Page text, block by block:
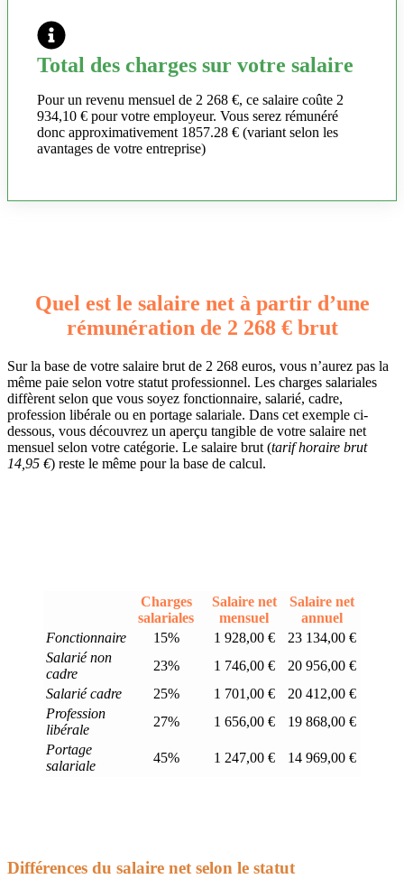
Total des charges sur votre salaire
Pour un revenu mensuel de 2 268 €, ce salaire coûte 2
934,10 € pour votre employeur. Vous serez rémunéré
donc approximativement 1857.28 € (variant selon les
avantages de votre entreprise)
Quel est le salaire net à partir d’une
rémunération de 2 268 € brut
Sur la base de votre salaire brut de 2 268 euros, vous n’aurez pas la
même paie selon votre statut professionnel. Les charges salariales
diffèrent selon que vous soyez fonctionnaire, salarié, cadre,
profession libérale ou en portage salariale. Dans cet exemple ci-
dessous, vous découvrez un aperçu tangible de votre salaire net
mensuel selon votre catégorie. Le salaire brut (tarif horaire brut
14,95 €) reste le même pour la base de calcul.
Charges
salariales
Salaire net
mensuel
Salaire net
annuel
Fonctionnaire
15% 1 928,00 €
23 134,00 €
Salarié non
cadre
23% 1 746,00 €
20 956,00 €
Salarié cadre
25% 1 701,00 €
20 412,00 €
Profession
libérale
27% 1 656,00 €
19 868,00 €
Portage
salariale
45% 1 247,00 € 14 969,00 €
Différences du salaire net selon le statut